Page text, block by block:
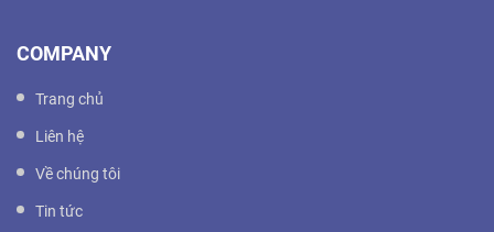
COMPANY
Trang chủ
Liên hệ
Về chúng tôi
Tin tức